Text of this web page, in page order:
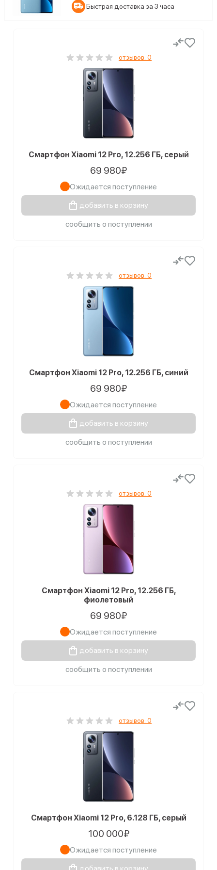
Быстрая доставка за 3 часа
отзывов: 0
Смартфон Xiaomi 12 Pro, 12.256 ГБ, серый
69 980₽
Ожидается поступление
добавить в корзину
сообщить о поступлении
отзывов: 0
Смартфон Xiaomi 12 Pro, 12.256 ГБ, синий
69 980₽
Ожидается поступление
добавить в корзину
сообщить о поступлении
отзывов: 0
Смартфон Xiaomi 12 Pro, 12.256 ГБ,
фиолетовый
69 980₽
Ожидается поступление
добавить в корзину
сообщить о поступлении
отзывов: 0
Смартфон Xiaomi 12 Pro, 6.128 ГБ, серый
100 000₽
Ожидается поступление